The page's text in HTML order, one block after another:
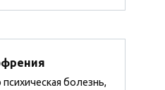
болезнь,